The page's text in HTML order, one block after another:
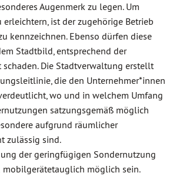
Augenmerk zu legen. Um
erleichtern, ist der zugehörige Betrieb
kennzeichnen. Ebenso dürfen diese
Stadtbild, entsprechend der
schaden. Die Stadtverwaltung erstellt
die den Unternehmer*innen
wo und in welchem Umfang
satzungsgemäß möglich
aufgrund räumlicher
zulässig sind.
der geringfügigen Sondernutzung
mobilgerätetauglich möglich sein.